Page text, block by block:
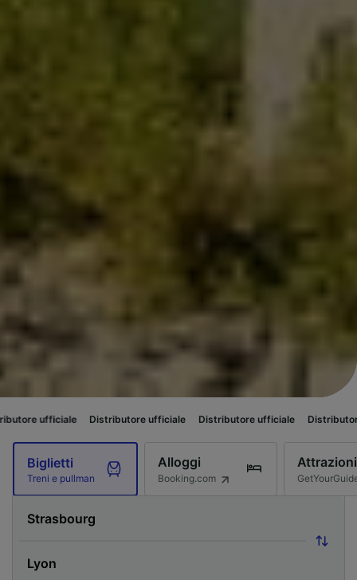
Distributore ufficiale Distributore ufficiale Distributore ufficiale
Biglietti
Treni e pullman
Alloggi
Booking.com
Attrazioni